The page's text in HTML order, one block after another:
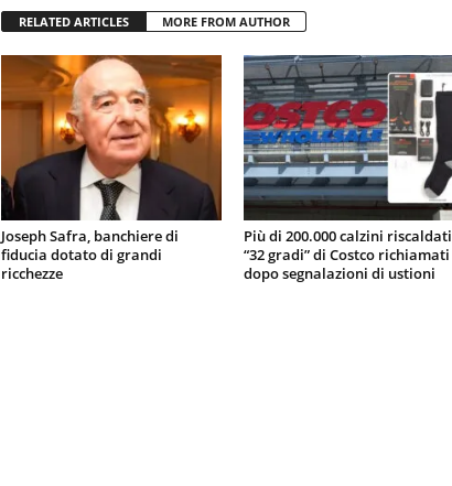
RELATED ARTICLES MORE FROM AUTHOR
Joseph Safra, banchiere di
fiducia dotato di grandi
ricchezze
Più di 200.000 calzini riscaldati
“32 gradi” di Costco richiamati
dopo segnalazioni di ustioni